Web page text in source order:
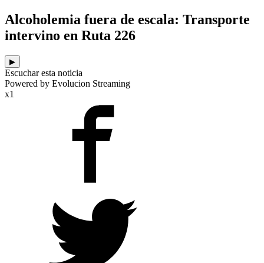
Alcoholemia fuera de escala: Transporte
intervino en Ruta 226
▶
Escuchar esta noticia
Powered by Evolucion Streaming
x1